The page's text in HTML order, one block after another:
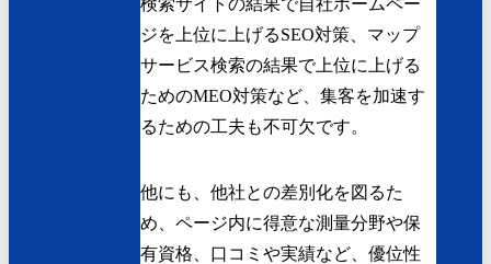
ジを上位に上げるSEO対策、マップ
サービス検索の結果で上位に上げる
ためのMEO対策など、集客を加速す
るための工夫も不可欠です。
他にも、他社との差別化を図るた
め、ページ内に得意な測量分野や保
有資格、口コミや実績など、優位性